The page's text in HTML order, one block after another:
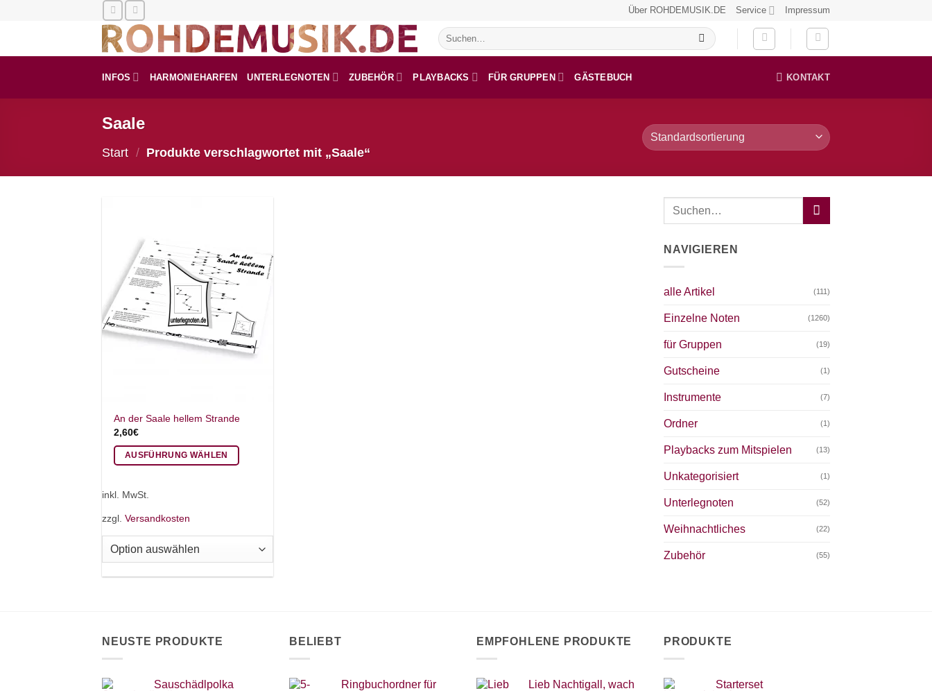
Über ROHDEMUSIK.DE Service Impressum
Suchen
nach:
INFOS HARMONIEHARFEN UNTERLEGNOTEN ZUBEHÖR PLAYBACKS FÜR GRUPPEN GÄSTEBUCH KONTAKT
Saale
Start / Produkte verschlagwortet mit „Saale“
An der Saale hellem Strande
2,60€
AUSFÜHRUNG WÄHLEN
mehrere
Varianten
auf.
Produktseite
gewählt
inkl. MwSt.
zzgl. Versandkosten
NAVIGIEREN
alle Artikel (111)
Einzelne Noten (1260)
für Gruppen (19)
Gutscheine (1)
Instrumente (7)
Ordner (1)
Playbacks zum Mitspielen (13)
Unkategorisiert (1)
Unterlegnoten (52)
Weihnachtliches (22)
Zubehör (55)
NEUSTE PRODUKTE
Sauschädlpolka
BELIEBT
Ringbuchordner für
EMPFOHLENE PRODUKTE
Lieb Nachtigall, wach
PRODUKTE
Starterset